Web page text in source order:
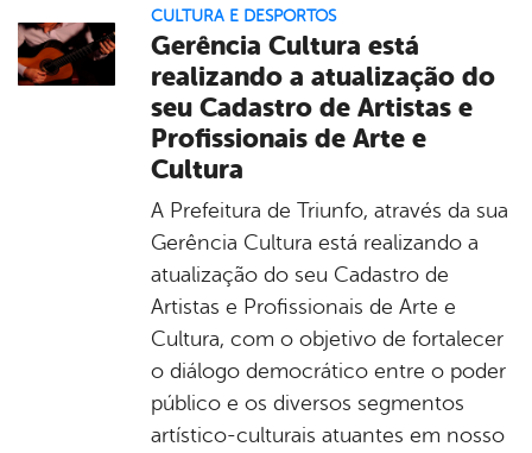
CULTURA E DESPORTOS
Gerência Cultura está
realizando a atualização do
seu Cadastro de Artistas e
Profissionais de Arte e
Cultura
A Prefeitura de Triunfo, através da sua
Gerência Cultura está realizando a
atualização do seu Cadastro de
Artistas e Profissionais de Arte e
Cultura, com o objetivo de fortalecer
o diálogo democrático entre o poder
público e os diversos segmentos
artístico-culturais atuantes em nosso